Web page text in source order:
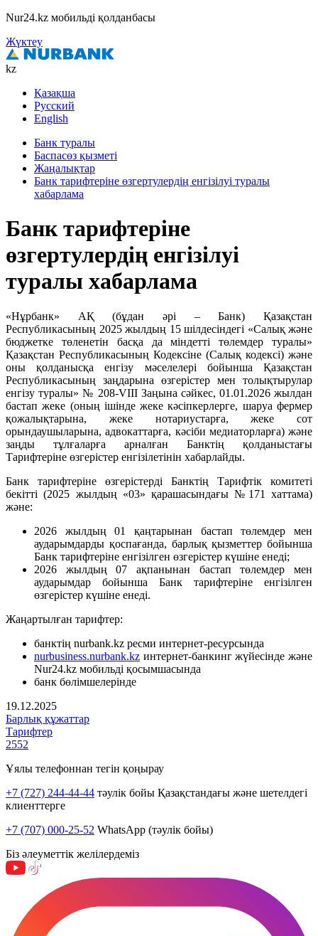
Nur24.kz мобильді қолданбасы
Жүктеу
kz
Қазақша
Русский
English
Банк туралы
Баспасөз қызметі
Жаңалықтар
Банк тарифтеріне өзгертулердің енгізілуі туралы
хабарлама
Банк тарифтеріне
өзгертулердің енгізілуі
туралы хабарлама
«Нұрбанк» АҚ (бұдан әрі – Банк) Қазақстан
Республикасының 2025 жылдың 15 шілдесіндегі «Салық және
бюджетке төленетін басқа да міндетті төлемдер туралы»
Қазақстан Республикасының Кодексіне (Салық кодексі) және
оны қолданысқа енгізу мәселелері бойынша Қазақстан
Республикасының заңдарына өзгерістер мен толықтырулар
енгізу туралы» № 208-VIII Заңына сәйкес, 01.01.2026 жылдан
бастап жеке (оның ішінде жеке кәсіпкерлерге, шаруа фермер
қожалықтарына, жеке нотариустарға, жеке сот
орындаушыларына, адвокаттарға, кәсіби медиаторларға) және
заңды тұлғаларға арналған Банктің қолданыстағы
Тарифтеріне өзгерістер енгізілетінін хабарлайды.
Банк тарифтеріне өзгерістерді Банктің Тарифтік комитеті
бекітті (2025 жылдың «03» қарашасындағы №171 хаттама)
және:
2026 жылдың 01 қаңтарынан бастап төлемдер мен
аударымдарды қоспағанда, барлық қызметтер бойынша
Банк тарифтеріне енгізілген өзгерістер күшіне енеді;
2026 жылдың 07 ақпанынан бастап төлемдер мен
аударымдар бойынша Банк тарифтеріне енгізілген
өзгерістер күшіне енеді.
Жаңартылған тарифтер:
банктің nurbank.kz ресми интернет-ресурсында
nurbusiness.nurbank.kz интернет-банкинг жүйесінде және
Nur24.kz мобильді қосымшасында
банк бөлімшелерінде
19.12.2025
Барлық құжаттар
Тарифтер
2552
Ұялы телефоннан тегін қоңырау
+7 (727) 244-44-44 тәулік бойы Қазақстандағы және шетелдегі
клиенттерге
+7 (707) 000-25-52 WhatsApp (тәулік бойы)
Біз әлеуметтік желілердеміз